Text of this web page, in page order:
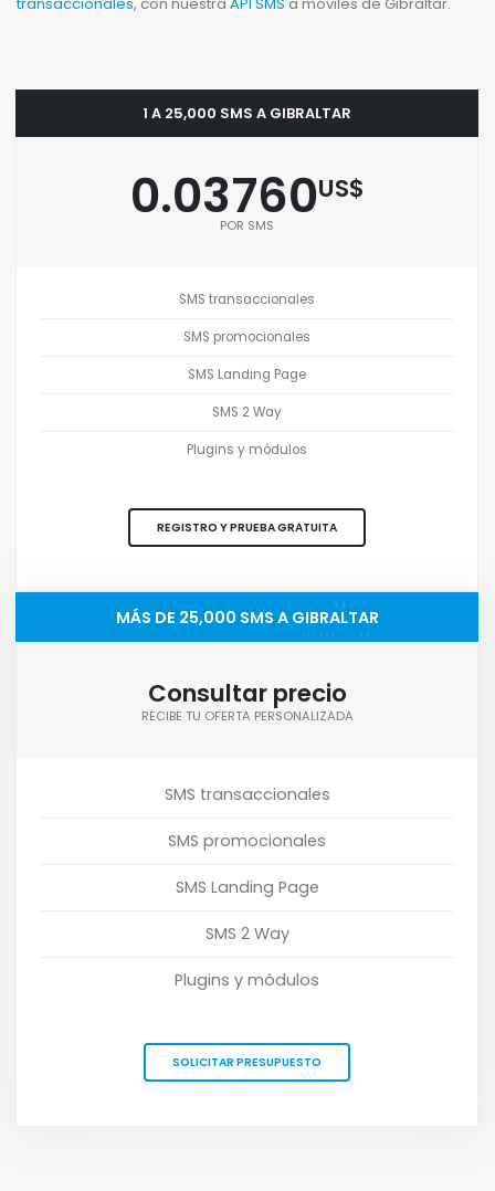
transaccionales, con nuestra API SMS a moviles de Gibraltar.
1 A 25,000 SMS A GIBRALTAR
0.03760US$
POR SMS
SMS transaccionales
SMS promocionales
SMS Landing Page
SMS 2 Way
Plugins y módulos
REGISTRO Y PRUEBA GRATUITA
MÁS DE 25,000 SMS A GIBRALTAR
Consultar precio
RECIBE TU OFERTA PERSONALIZADA
SMS transaccionales
SMS promocionales
SMS Landing Page
SMS 2 Way
Plugins y módulos
SOLICITAR PRESUPUESTO